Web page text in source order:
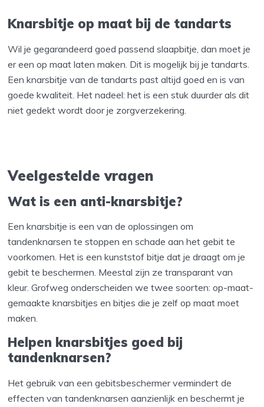
Knarsbitje op maat bij de tandarts
Wil je gegarandeerd goed passend slaapbitje, dan moet je
er een op maat laten maken. Dit is mogelijk bij je tandarts.
Een knarsbitje van de tandarts past altijd goed en is van
goede kwaliteit. Het nadeel: het is een stuk duurder als dit
niet gedekt wordt door je zorgverzekering.
Veelgestelde vragen
Wat is een anti-knarsbitje?
Een knarsbitje is een van de oplossingen om
tandenknarsen te stoppen en schade aan het gebit te
voorkomen. Het is een kunststof bitje dat je draagt om je
gebit te beschermen. Meestal zijn ze transparant van
kleur. Grofweg onderscheiden we twee soorten: op-maat-
gemaakte knarsbitjes en bitjes die je zelf op maat moet
maken.
Helpen knarsbitjes goed bij
tandenknarsen?
Het gebruik van een gebitsbeschermer vermindert de
effecten van tandenknarsen aanzienlijk en beschermt je